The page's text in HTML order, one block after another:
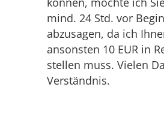
mind. 24 Std. vor
abzusagen, da ich
ansonsten 10 EUR in
stellen muss. Vielen
Verständnis.